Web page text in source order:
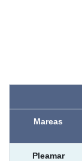
Mareas
Pleamar